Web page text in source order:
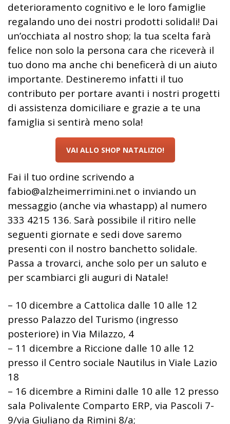
deterioramento cognitivo e le loro famiglie
regalando uno dei nostri prodotti solidali! Dai
un’occhiata al nostro shop; la tua scelta farà
felice non solo la persona cara che riceverà il
tuo dono ma anche chi beneficerà di un aiuto
importante. Destineremo infatti il tuo
contributo per portare avanti i nostri progetti
di assistenza domiciliare e grazie a te una
famiglia si sentirà meno sola!
VAI ALLO SHOP NATALIZIO!
Fai il tuo ordine scrivendo a
fabio@alzheimerrimini.net o inviando un
messaggio (anche via whastapp) al numero
333 4215 136. Sarà possibile il ritiro nelle
seguenti giornate e sedi dove saremo
presenti con il nostro banchetto solidale.
Passa a trovarci, anche solo per un saluto e
per scambiarci gli auguri di Natale!
– 10 dicembre a Cattolica dalle 10 alle 12
presso Palazzo del Turismo (ingresso
posteriore) in Via Milazzo, 4
– 11 dicembre a Riccione dalle 10 alle 12
presso il Centro sociale Nautilus in Viale Lazio
18
– 16 dicembre a Rimini dalle 10 alle 12 presso
sala Polivalente Comparto ERP, via Pascoli 7-
9/via Giuliano da Rimini 8/a;